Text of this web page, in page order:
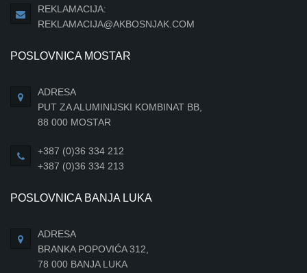
REKLAMACIJA:
REKLAMACIJA@AKBOSNJAK.COM
POSLOVNICA MOSTAR
ADRESA
PUT ZA ALUMINIJSKI KOMBINAT BB,
88 000 MOSTAR
+387 (0)36 334 212
+387 (0)36 334 213
POSLOVNICA BANJA LUKA
ADRESA
BRANKA POPOVIĆA 312,
78 000 BANJA LUKA